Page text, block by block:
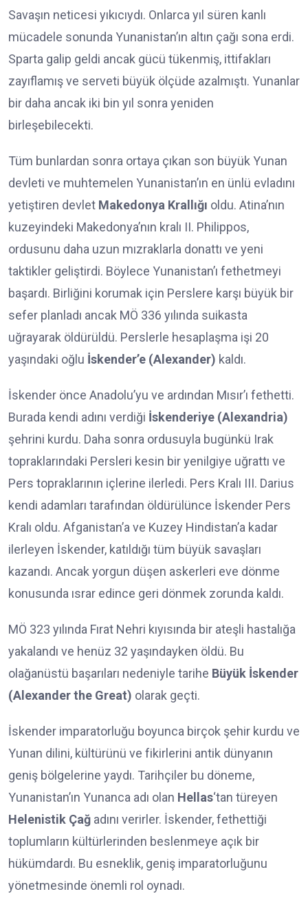
Savaşın neticesi yıkıcıydı. Onlarca yıl süren kanlı
mücadele sonunda Yunanistan’ın altın çağı sona erdi.
Sparta galip geldi ancak gücü tükenmiş, ittifakları
zayıflamış ve serveti büyük ölçüde azalmıştı. Yunanlar
bir daha ancak iki bin yıl sonra yeniden
birleşebilecekti.
Tüm bunlardan sonra ortaya çıkan son büyük Yunan
devleti ve muhtemelen Yunanistan’ın en ünlü evladını
yetiştiren devlet Makedonya Krallığı oldu. Atina’nın
kuzeyindeki Makedonya’nın kralı II. Philippos,
ordusunu daha uzun mızraklarla donattı ve yeni
taktikler geliştirdi. Böylece Yunanistan’ı fethetmeyi
başardı. Birliğini korumak için Perslere karşı büyük bir
sefer planladı ancak MÖ 336 yılında suikasta
uğrayarak öldürüldü. Perslerle hesaplaşma işi 20
yaşındaki oğlu İskender’e (Alexander) kaldı.
İskender önce Anadolu’yu ve ardından Mısır’ı fethetti.
Burada kendi adını verdiği İskenderiye (Alexandria)
şehrini kurdu. Daha sonra ordusuyla bugünkü Irak
topraklarındaki Persleri kesin bir yenilgiye uğrattı ve
Pers topraklarının içlerine ilerledi. Pers Kralı III. Darius
kendi adamları tarafından öldürülünce İskender Pers
Kralı oldu. Afganistan’a ve Kuzey Hindistan’a kadar
ilerleyen İskender, katıldığı tüm büyük savaşları
kazandı. Ancak yorgun düşen askerleri eve dönme
konusunda ısrar edince geri dönmek zorunda kaldı.
MÖ 323 yılında Fırat Nehri kıyısında bir ateşli hastalığa
yakalandı ve henüz 32 yaşındayken öldü. Bu
olağanüstü başarıları nedeniyle tarihe Büyük İskender
(Alexander the Great) olarak geçti.
İskender imparatorluğu boyunca birçok şehir kurdu ve
Yunan dilini, kültürünü ve fikirlerini antik dünyanın
geniş bölgelerine yaydı. Tarihçiler bu döneme,
Yunanistan’ın Yunanca adı olan Hellas‘tan türeyen
Helenistik Çağ adını verirler. İskender, fethettiği
toplumların kültürlerinden beslenmeye açık bir
hükümdardı. Bu esneklik, geniş imparatorluğunu
yönetmesinde önemli rol oynadı.